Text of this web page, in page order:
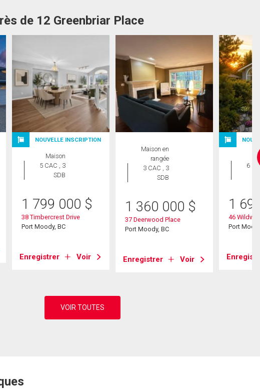
de 12 Greenbriar Place
NOUVELLE INSCRIPTION
Maison
5 CAC , 3
SDB
1 799 000 $
38 Timbercrest Drive
Port Moody, BC
Enregistrer Voir
Maison en
rangée
3 CAC , 3
SDB
1 360 000 $
37 Deerwood Place
Port Moody, BC
Enregistrer Voir
6
1
46
Port